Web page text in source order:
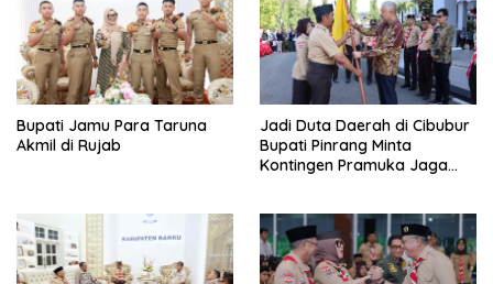
Bupati Jamu Para Taruna
Akmil di Rujab
Jadi Duta Daerah di Cibubur
Bupati Pinrang Minta
Kontingen Pramuka Jaga